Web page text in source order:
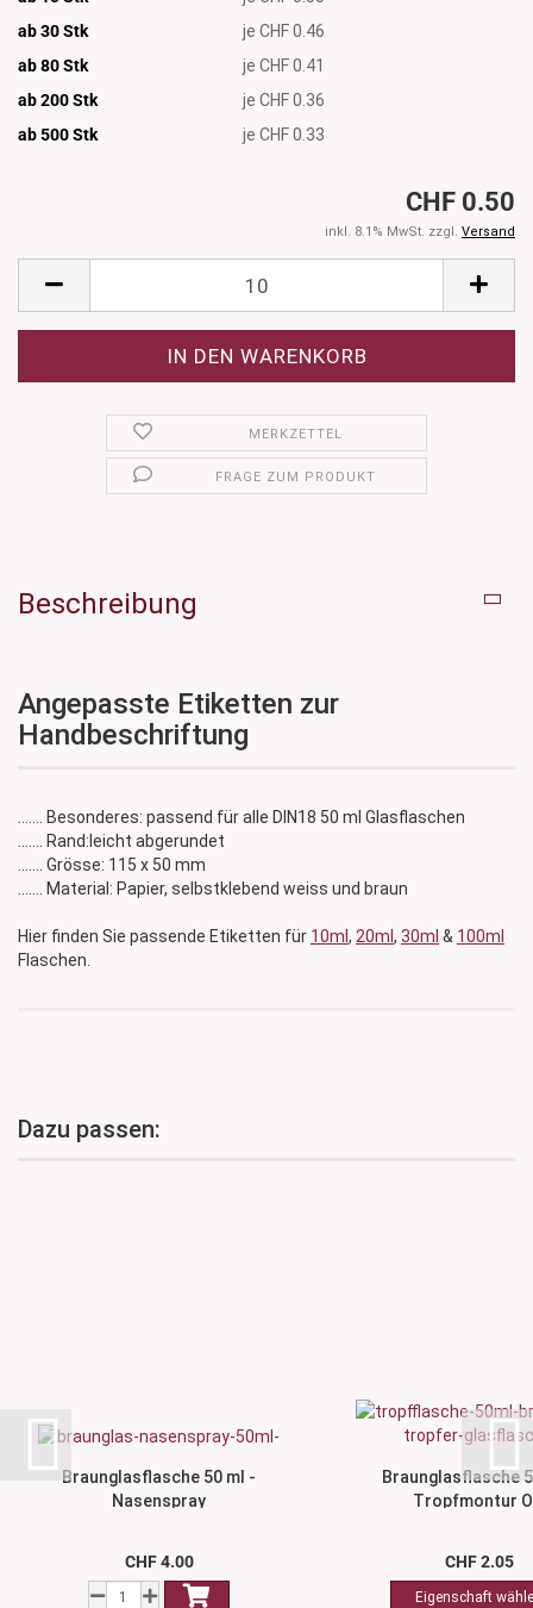
ab 30 Stk
je CHF 0.46
ab 80 Stk
je CHF 0.41
ab 200 Stk
je CHF 0.36
ab 500Stk je CHF 0.33
CHF 0.50
inkl. 8.1% MwSt. zzgl. Versand
MERKZETTEL
FRAGE ZUM PRODUKT
Beschreibung
Angepasste Etiketten zur
Handbeschriftung
....... Besonderes: passend für alle DIN18 50 ml Glasflaschen
....... Rand:leicht abgerundet
....... Grösse: 115 x 50 mm
....... Material: Papier, selbstklebend weiss und braun
Hier finden Sie passende Etiketten für 10ml , 20ml , 30ml & 100ml
Flaschen.
Dazu passen:
Braunglasflasche 50 ml -
Nasenspray
CHF 4.00
Braunglasflasche
Tropfmontur
CHF 2.05